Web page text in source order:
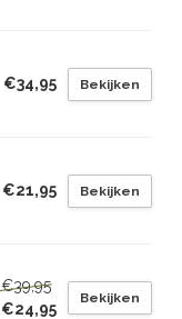
€34,95 Bekijken
€21,95 Bekijken
€39,95
€24,95
Bekijken